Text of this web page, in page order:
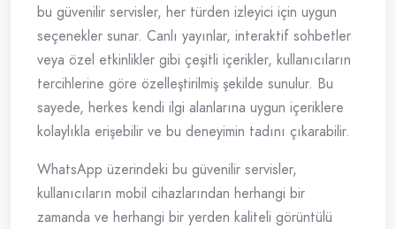
bu güvenilir servisler, her türden izleyici için uygun
seçenekler sunar. Canlı yayınlar, interaktif sohbetler
veya özel etkinlikler gibi çeşitli içerikler, kullanıcıların
tercihlerine göre özelleştirilmiş şekilde sunulur. Bu
sayede, herkes kendi ilgi alanlarına uygun içeriklere
kolaylıkla erişebilir ve bu deneyimin tadını çıkarabilir.
WhatsApp üzerindeki bu güvenilir servisler,
kullanıcıların mobil cihazlarından herhangi bir
zamanda ve herhangi bir yerden kaliteli görüntülü